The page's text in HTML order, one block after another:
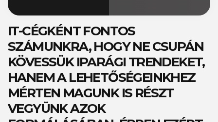
IT-CÉGKÉNT FONTOS
SZÁMUNKRA, HOGY NE CSUPÁN
KÖVESSÜK IPARÁGI TRENDEKET,
HANEM A LEHETŐSÉGEINKHEZ
MÉRTEN MAGUNK IS RÉSZT
VEGYÜNK AZOK